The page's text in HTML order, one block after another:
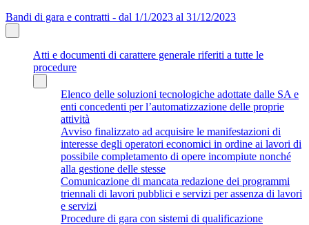
Bandi di gara e contratti - dal 1/1/2023 al 31/12/2023
Atti e documenti di carattere generale riferiti a tutte le
procedure
Elenco delle soluzioni tecnologiche adottate dalle SA e
enti concedenti per l’automatizzazione delle proprie
attività
Avviso finalizzato ad acquisire le manifestazioni di
interesse degli operatori economici in ordine ai lavori di
possibile completamento di opere incompiute nonché
alla gestione delle stesse
Comunicazione di mancata redazione dei programmi
triennali di lavori pubblici e servizi per assenza di lavori
e servizi
Procedure di gara con sistemi di qualificazione